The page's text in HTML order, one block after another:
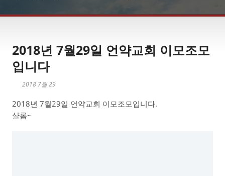
2018년 7월29일 언약교회 이모조모
입니다
2018 7월 29
2018년 7월29일 언약교회 이모조모입니다.
샬롬~